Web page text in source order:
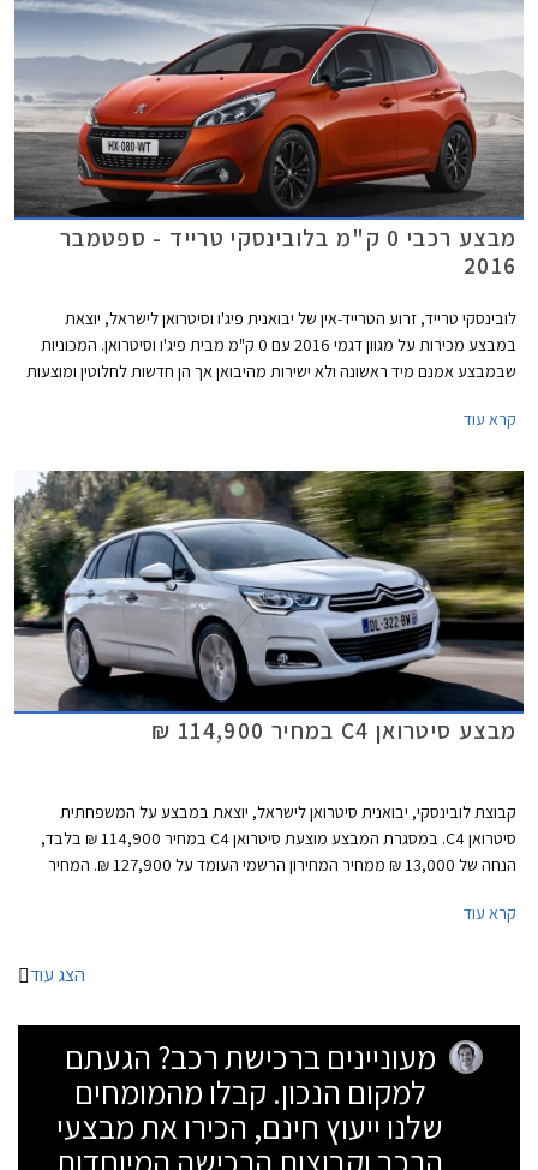
מבצע רכבי 0 ק"מ בלובינסקי טרייד - ספטמבר
2016
לובינסקי טרייד, זרוע הטרייד-אין של יבואנית פיג'ו וסיטרואן לישראל, יוצאת
במבצע מכירות על מגוון דגמי 2016 עם 0 ק"מ מבית פיג'ו וסיטרואן. המכוניות
שבמבצע אמנם מיד ראשונה ולא ישירות מהיבואן אך הן חדשות לחלוטין ומוצעות
שנים.
קרא עוד
מבצע סיטרואן C4 במחיר 114,900 ₪
קבוצת לובינסקי, יבואנית סיטרואן לישראל, יוצאת במבצע על המשפחתית
סיטרואן C4. במסגרת המבצע מוצעת סיטרואן C4 במחיר 114,900 ₪ בלבד,
הנחה של 13,000 ₪ ממחיר המחירון הרשמי העומד על 127,900 ₪. המחיר
טרייד אין במחיר מחירון ופריסת היתרה לתשלומים ללא ריבית. המבצע יערך
קרא עוד
הצג עוד
מעוניינים ברכישת רכב? הגעתם
למקום הנכון. קבלו מהמומחים
שלנו ייעוץ חינם, הכירו את מבצעי
הרכב וקבוצות הרכישה המיוחדות